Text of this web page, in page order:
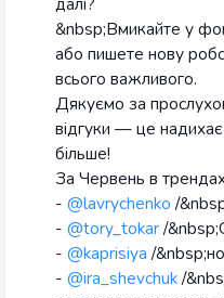
&nbsp;Вмикайте у
або пишете нову
всього важливого.
Дякуємо за
відгуки — це
більше!
За Червень в
- @lavrychenko /
- @tory_tokar/
- @kaprisiya /
- @ira_shevchuk/